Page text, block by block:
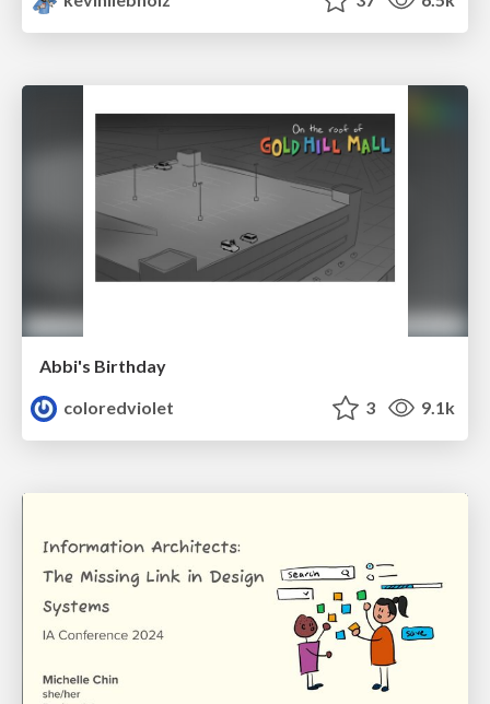
Abbi's Birthday
coloredviolet
3 9.1k